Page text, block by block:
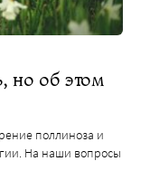
но об этом
поллиноза и
На наши вопросы